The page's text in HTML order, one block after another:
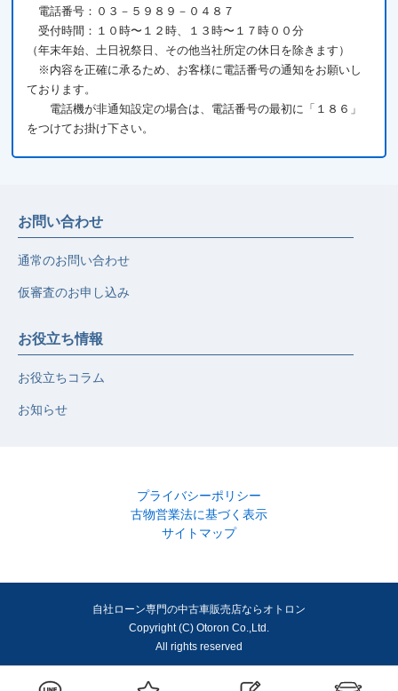
電話番号：０３－５９８９－０４８７
受付時間：１０時〜１２時、１３時〜１７時００分
（年末年始、土日祝祭日、その他当社所定の休日を除きます）
※内容を正確に承るため、お客様に電話番号の通知をお願いし
ております。
電話機が非通知設定の場合は、電話番号の最初に「１８６」
をつけてお掛け下さい。
お問い合わせ
通常のお問い合わせ
仮審査のお申し込み
お役立ち情報
お役立ちコラム
お知らせ
プライバシーポリシー
古物営業法に基づく表示
サイトマップ
自社ローン専門の中古車販売店ならオトロン
Copyright (C) Otoron Co.,Ltd.
All rights reserved